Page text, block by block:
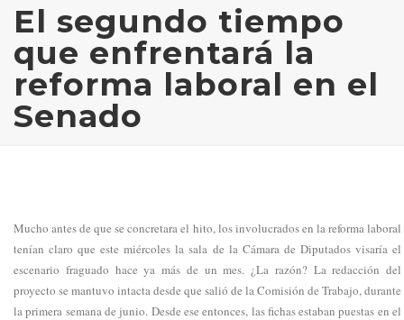
El segundo tiempo
que enfrentará la
reforma laboral en el
Senado
Mucho antes de que se concretara el hito, los involucrados en la reforma laboral
tenían claro que este miércoles la sala de la Cámara de Diputados visaría el
escenario fraguado hace ya más de un mes. ¿La razón? La redacción del
proyecto se mantuvo intacta desde que salió de la Comisión de Trabajo, durante
la primera semana de junio. Desde ese entonces, las fichas estaban puestas en el